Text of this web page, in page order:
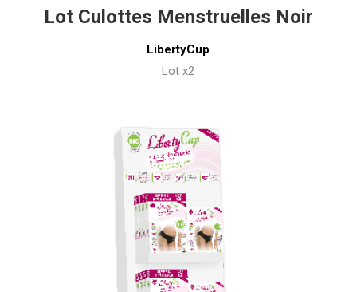
Lot Culottes Menstruelles Noir
LibertyCup
Lot x2